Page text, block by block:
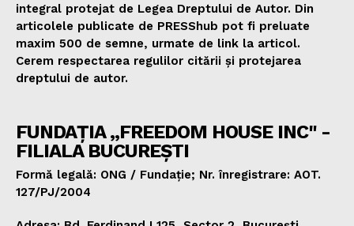
integral protejat de Legea Dreptului de Autor. Din
articolele publicate de PRESShub pot fi preluate
maxim 500 de semne, urmate de link la articol.
Cerem respectarea regulilor citării și protejarea
dreptului de autor.
FUNDAȚIA „FREEDOM HOUSE INC" -
FILIALA BUCUREȘTI
Formă legală: ONG / Fundație; Nr. înregistrare: AOT.
127/PJ/2004